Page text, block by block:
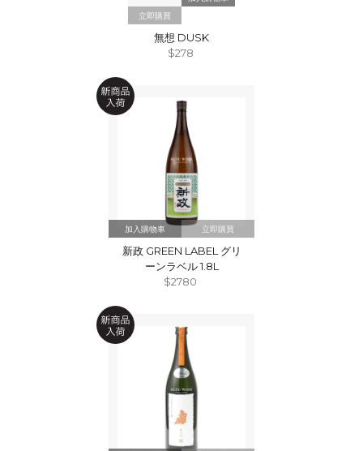
立即購買
無想 DUSK
$278
立即購買
新政 GREEN LABEL グリ
ーンラベル 1.8L
$2780